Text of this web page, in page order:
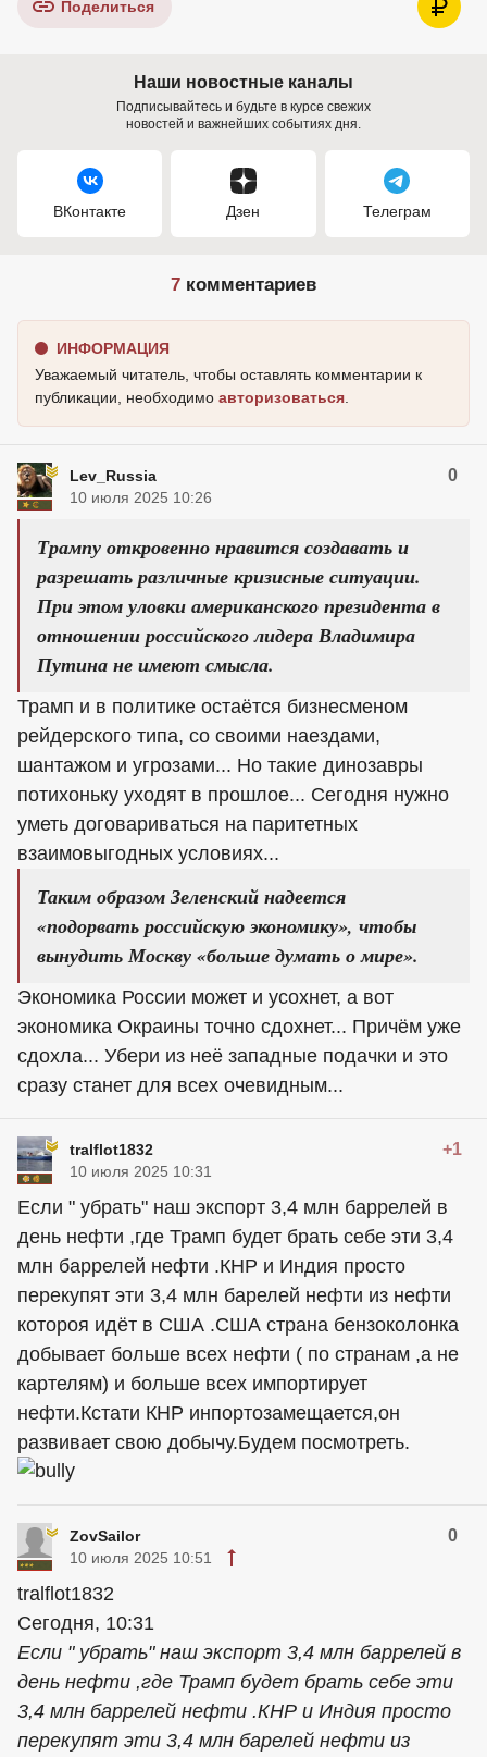
Поделиться
Наши новостные каналы
Подписывайтесь и будьте в курсе свежих
новостей и важнейших событиях дня.
ВКонтакте Дзен Телеграм
7 комментариев
ИНФОРМАЦИЯ
Уважаемый читатель, чтобы оставлять комментарии к
публикации, необходимо авторизоваться
Lev_Russia 0
10 июля 2025 10:26
Трампу откровенно нравится создавать и
разрешать различные кризисные ситуации.
При этом уловки американского президента в
отношении российского лидера Владимира
Путина не имеют смысла.
Трамп и в политике остаётся бизнесменом
рейдерского типа, со своими наездами,
шантажом и угрозами... Но такие динозавры
потихоньку уходят в прошлое... Сегодня нужно
уметь договариваться на паритетных
взаимовыгодных условиях...
Таким образом Зеленский надеется
«подорвать российскую экономику», чтобы
вынудить Москву «больше думать о мире».
Экономика России может и усохнет, а вот
экономика Окраины точно сдохнет... Причём уже
сдохла... Убери из неё западные подачки и это
сразу станет для всех очевидным...
tralflot1832 +1
10 июля 2025 10:31
Если " убрать" наш экспорт 3,4 млн баррелей в
день нефти ,где Трамп будет брать себе эти 3,4
млн баррелей нефти .КНР и Индия просто
перекупят эти 3,4 млн барелей нефти из нефти
котороя идёт в США .США страна бензоколонка
добывает больше всех нефти ( по странам ,а не
картелям) и больше всех импортирует
нефти.Кстати КНР инпортозамещается,он
развивает свою добычу.Будем посмотреть.
ZovSailor 0
10 июля 2025 10:51
tralflot1832
Сегодня, 10:31
Если " убрать" наш экспорт 3,4 млн баррелей в
день нефти ,где Трамп будет брать себе эти
3,4 млн баррелей нефти .КНР и Индия просто
перекупят эти 3,4 млн барелей нефти из